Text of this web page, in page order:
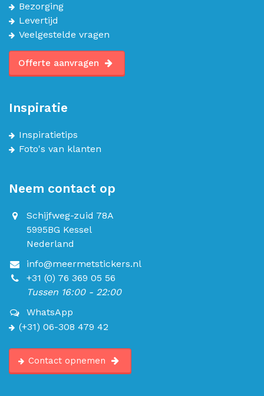
Bezorging
Levertijd
Veelgestelde vragen
Offerte aanvragen
Inspiratie
Inspiratietips
Foto's van klanten
Neem contact op
Schijfweg-zuid 78A
5995BG Kessel
Nederland
info@meermetstickers.nl
+31 (0) 76 369 05 56
Tussen 16:00 - 22:00
WhatsApp
(+31) 06-308 479 42
Contact opnemen